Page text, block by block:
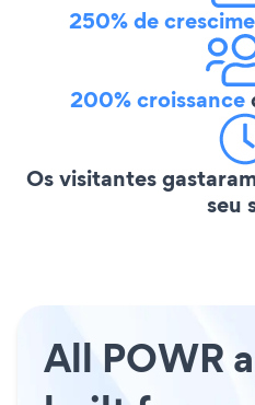
250% de
200% croissance
Os visitantes
seu
All POWR